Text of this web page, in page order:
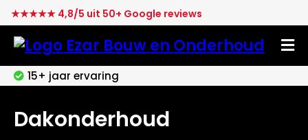
★★★★★ 4,8/5 uit 50+ Google reviews
15+ jaar ervaring
Dakonderhoud